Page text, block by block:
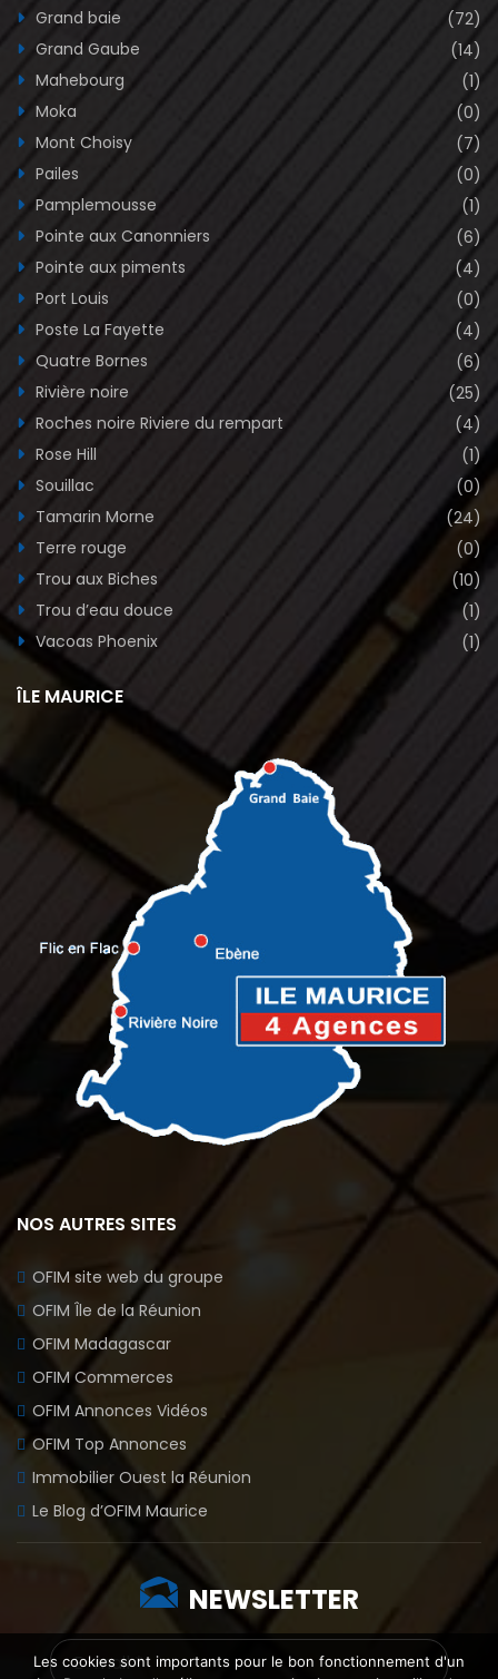
Grand baie
(72)
Grand Gaube
(14)
Mahebourg
(1)
Moka
(0)
Mont Choisy
(7)
Pailes
(0)
Pamplemousse
(1)
Pointe aux Canonniers
(6)
Pointe aux piments
(4)
Port Louis
(0)
Poste La Fayette
(4)
Quatre Bornes
(6)
Rivière noire
(25)
Roches noire Riviere du rempart
(4)
Rose Hill
(1)
Souillac
(0)
Tamarin Morne
(24)
Terre rouge
(0)
Trou aux Biches
(10)
Trou d’eau douce
(1)
Vacoas Phoenix
(1)
ÎLE MAURICE
NOS AUTRES SITES
OFIM site web du groupe
OFIM Île de la Réunion
OFIM Madagascar
OFIM Commerces
OFIM Annonces Vidéos
OFIM Top Annonces
Immobilier Ouest la Réunion
Le Blog d’OFIM Maurice
NEWSLETTER
Les cookies sont importants pour le bon fonctionnement d'un